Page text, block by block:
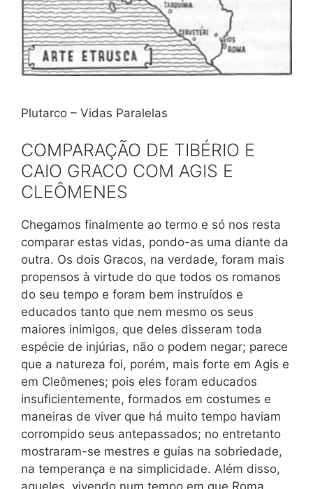
Plutarco – Vidas Paralelas
COMPARAÇÃO DE TIBÉRIO E
CAIO GRACO COM AGIS E
CLEÔMENES
Chegamos finalmente ao termo e só nos resta
comparar estas vidas, pondo-as uma diante da
outra. Os dois Gracos, na verdade, foram mais
propensos à virtude do que todos os romanos
do seu tempo e foram bem instruídos e
educados tanto que nem mesmo os seus
maiores inimigos, que deles disseram toda
espécie de injúrias, não o podem negar; parece
que a natureza foi, porém, mais forte em Agis e
em Cleômenes; pois eles foram educados
insuficientemente, formados em costumes e
maneiras de viver que há muito tempo haviam
corrompido seus antepassados; no entretanto
mostraram-se mestres e guias na sobriedade,
na temperança e na simplicidade. Além disso,